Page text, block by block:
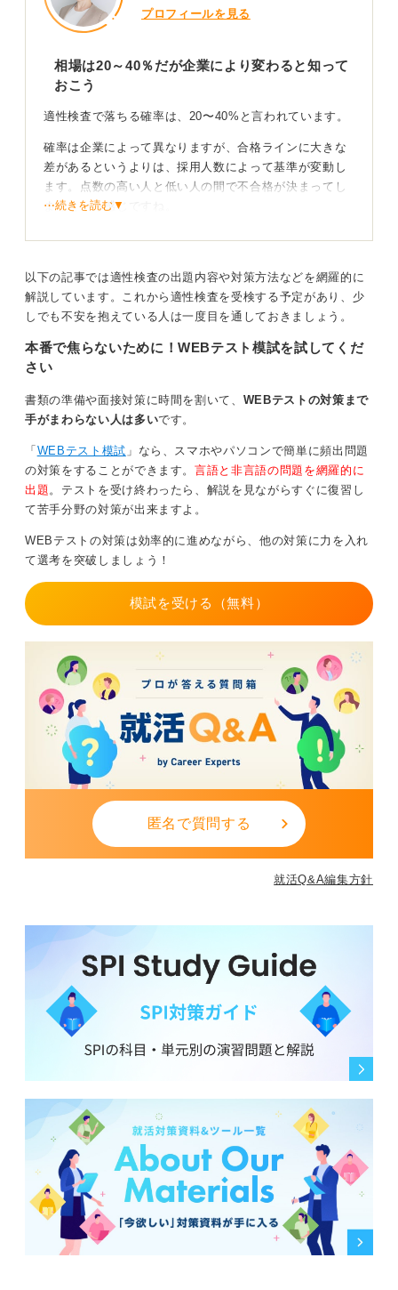
プロフィールを見る
相場は20～40％だが企業により変わると知って
おこう
適性検査で落ちる確率は、20〜40%と言われています。
確率は企業によって異なりますが、合格ラインに大きな
差があるというよりは、採用人数によって基準が変動し
ます。点数の高い人と低い人の間で不合格が決まってし
まうという感じですね。
もし適性検査で落ちてしまっても、その後の選考に悪影
響があるわけではありません。
企業ごとに求める能力や性格のポイントは異なるため、
参考書や、Web上で提供されている問題集などを活用し
問題形式に慣れておきましょう。
0
⋯続きを読む▼
以下の記事では適性検査の出題内容や対策方法などを網羅的に
解説しています。これから適性検査を受検する予定があり、少
しでも不安を抱えている人は一度目を通しておきましょう。
本番で焦らないために！WEBテスト模試を試してくだ
さい
書類の準備や面接対策に時間を割いて、 WEBテストの対策まで
手がまわらない人は多いです。
「 WEBテスト模試 」なら、スマホやパソコンで簡単に頻出問題
の対策をすることができます。言語と非言語の問題を網羅的に
出題。テストを受け終わったら、解説を見ながらすぐに復習し
て苦手分野の対策が出来ますよ。
WEBテストの対策は効率的に進めながら、他の対策に力を入れ
て選考を突破しましょう！
模試を受ける（無料）
匿名で質問する
就活Q&A編集方針